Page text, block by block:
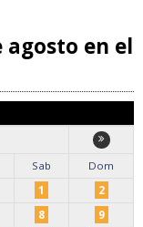
en el
Sab
Dom
1
2
8
9